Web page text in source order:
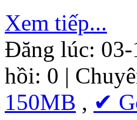
Xem tiếp...
Đăng lúc:
hồi: 0 |
150MB , ✔